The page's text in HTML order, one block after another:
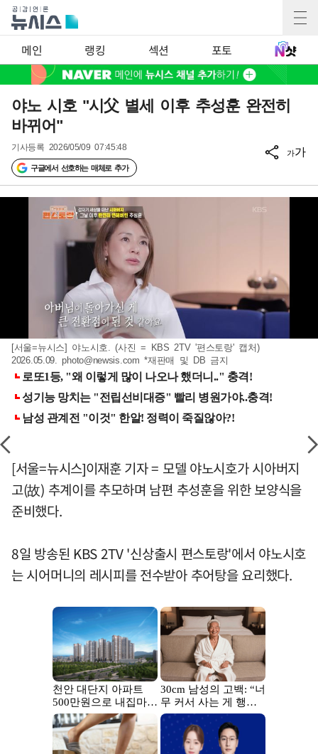
메인 랭킹 섹션 포토
야노 시호 "시父 별세 이후 추성훈 완전히
바뀌어"
기사등록 2026/05/09 07:45:48
구글에서 선호하는 매체로 추가
가가
[서울=뉴시스] 야노시호. (사진 = KBS 2TV '편스토랑' 캡처)
2026.05.09.photo@newsis.com *재판매 및 DB 금지
[서울=뉴시스]이재훈 기자 = 모델 야노시호가 시아버지
고(故) 추계이를 추모하며 남편 추성훈을 위한 보양식을
준비했다.
8일 방송된 KBS 2TV '신상출시 편스토랑'에서 야노시호
는 시어머니의 레시피를 전수받아 추어탕을 요리했다.